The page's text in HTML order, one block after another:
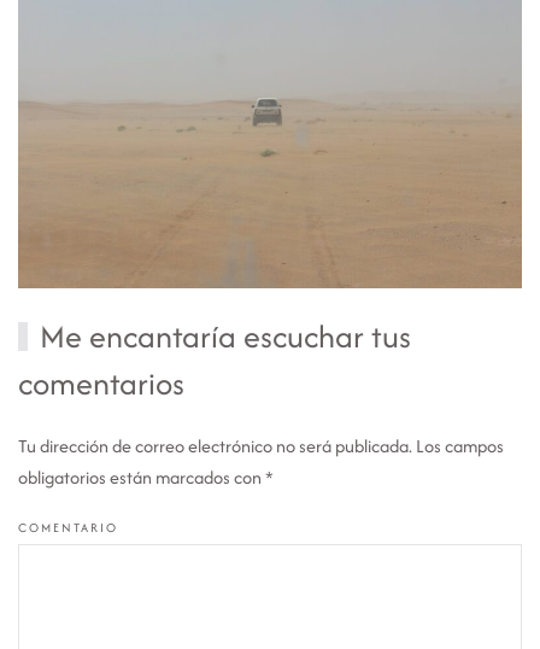
Me encantaría escuchar tus
comentarios
Tu dirección de correo electrónico no será publicada. Los campos
obligatorios están marcados con*
COMENTARIO